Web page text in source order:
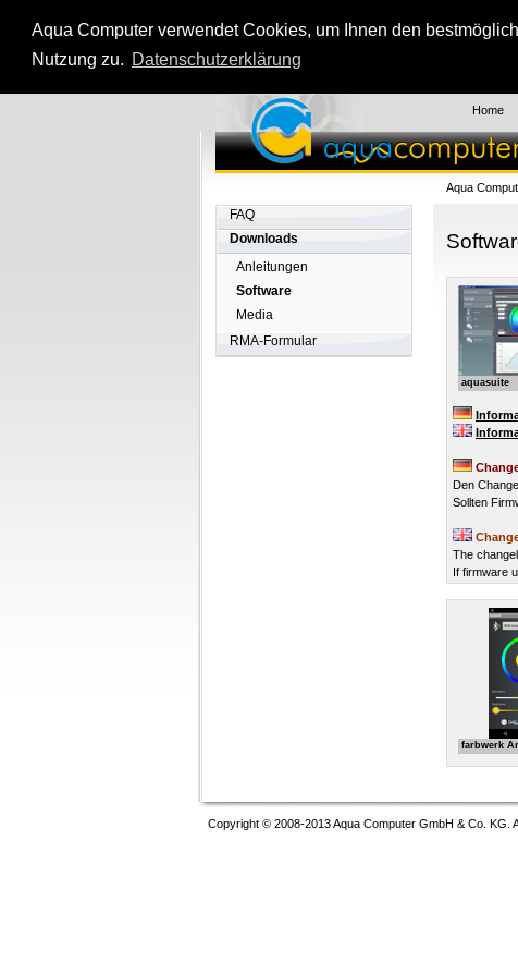
Aqua Computer verwendet Cookies, um Ihnen den
Nutzung zu. Datenschutzerklärung
Home
FAQ
Downloads
Anleitungen
Software
Media
RMA-Formular
Aqua
aquasuite
Den
Sollten
The
If firmware
farbwerk
Copyright © 2008-2013 Aqua Computer GmbH & Co. KG.